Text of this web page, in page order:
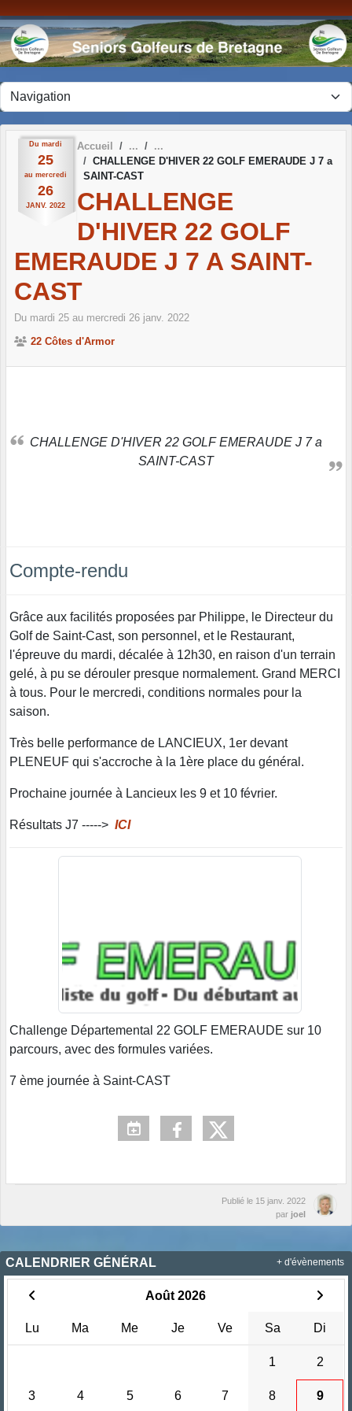
Du mardi
25
au mercredi
26
JANV. 2022
Accueil
CHALLENGE D'HIVER 22 GOLF EMERAUDE J 7 a
SAINT-CAST
CHALLENGE
D'HIVER 22 GOLF
EMERAUDE J 7 A SAINT-
CAST
Du mardi 25 au mercredi 26 janv. 2022
22 Côtes d'Armor
CHALLENGE D'HIVER 22 GOLF EMERAUDE J 7 a
SAINT-CAST
Compte-rendu
Grâce aux facilités proposées par Philippe, le Directeur du
Golf de Saint-Cast, son personnel, et le Restaurant,
l'épreuve du mardi, décalée à 12h30, en raison d'un terrain
gelé, à pu se dérouler presque normalement. Grand MERCI
à tous. Pour le mercredi, conditions normales pour la
saison.
Très belle performance de LANCIEUX, 1er devant
PLENEUF qui s'accroche à la 1ère place du général.
Prochaine journée à Lancieux les 9 et 10 février.
Résultats J7 -----> ICI
Challenge Départemental 22 GOLF EMERAUDE sur 10
parcours, avec des formules variées.
7 ème journée à Saint-CAST
Publié le 15 janv. 2022
par joel
CALENDRIER GÉNÉRAL
Août 2026
Lu Ma Me Je Ve Sa Di
1 2
3 4 5 6 7 8 9
+ d'évènements